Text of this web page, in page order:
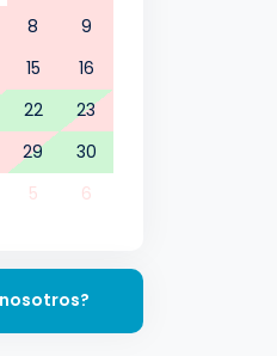
8
9
15
16
22
23
29
30
5 6